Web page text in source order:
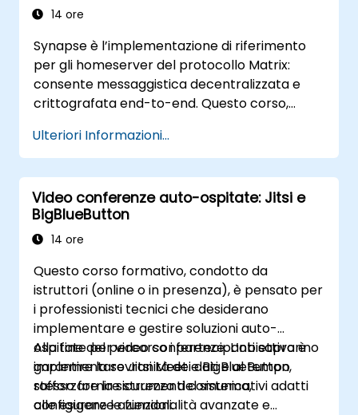
14 ore
Synapse è l’implementazione di riferimento
per gli homeserver del protocollo Matrix:
consente messaggistica decentralizzata e
crittografata end-to-end. Questo corso,
si indirizza a professionisti DevOps ed
amministratori di sistema che intendono
impiegare Synapse ed Element per sostituire i
servizi cloud di chat con una infrastruttura
messaggistica federata e totalmente sotto il
proprio controllo.
Ulteriori Informazioni...
Video conferenze auto-ospitate: Jitsi e
BigBlueButton
14 ore
Questo corso formativo, condotto da
istruttori (online o in presenza), è pensato per
i professionisti tecnici che desiderano
implementare e gestire soluzioni auto-
ospitate per video conferenze. L’obiettivo è
garantire la sovranità dei dati e al tempo
stesso fornire strumenti comunicativi adatti
alle esigenze aziendali.
Alla fine del percorso i partecipanti sapranno
implementare Jitsi Meet e BigBlueButton,
rafforzare la sicurezza del sistema,
configurare le funzionalità avanzate e